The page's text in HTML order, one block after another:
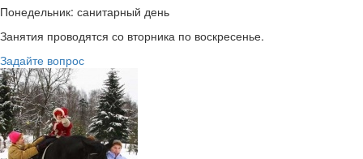
Понедельник: санитарный день
Занятия проводятся со вторника по воскресенье.
Задайте вопрос